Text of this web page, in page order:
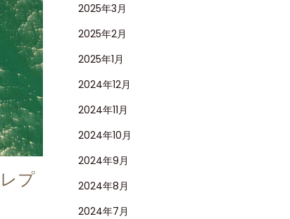
プ
2025年3月
2025年2月
2025年1月
2024年12月
2024年11月
2024年10月
2024年9月
2024年8月
2024年7月